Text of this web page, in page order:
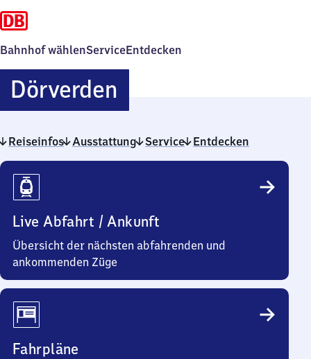
Bahnhof wählenServiceEntdecken
DörverdenDörverden
Reiseinfos Ausstattung Service Entdecken
Reiseinfos
Live Abfahrt / Ankunft
Übersicht der nächsten abfahrenden und
ankommenden Züge
Fahrpläne